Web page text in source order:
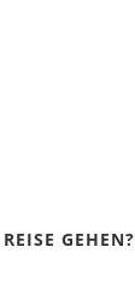
GEHEN?